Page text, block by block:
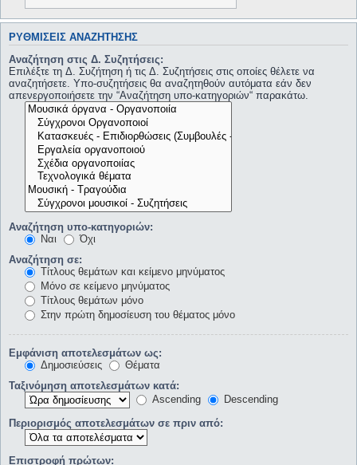
ΡΥΘΜΊΣΕΙΣ ΑΝΑΖΉΤΗΣΗΣ
Αναζήτηση στις Δ. Συζητήσεις:
Επιλέξτε τη Δ. Συζήτηση ή τις Δ. Συζητήσεις στις οποίες θέλετε να
αναζητήσετε. Υπο-συζητήσεις θα αναζητηθούν αυτόματα εάν δεν
απενεργοποιήσετε την “Αναζήτηση υπο-κατηγοριών“ παρακάτω.
Αναζήτηση υπο-κατηγοριών:
Ναι
Όχι
Αναζήτηση σε:
Τίτλους θεμάτων και κείμενο μηνύματος
Μόνο σε κείμενο μηνύματος
Τίτλους θεμάτων μόνο
Στην πρώτη δημοσίευση του θέματος μόνο
Εμφάνιση αποτελεσμάτων ως:
Δημοσιεύσεις
Θέματα
Ταξινόμηση αποτελεσμάτων κατά:
Ascending
Descending
Περιορισμός αποτελεσμάτων σε πριν από:
Επιστροφή πρώτων: